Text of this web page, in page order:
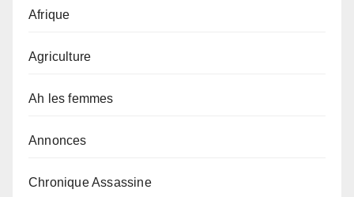
Afrique
Agriculture
Ah les femmes
Annonces
Chronique Assassine